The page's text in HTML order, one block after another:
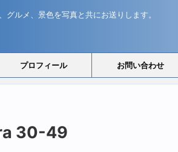
グルメ、景色を写真と共にお送りします。
プロフィール お問い合わせ
30-49